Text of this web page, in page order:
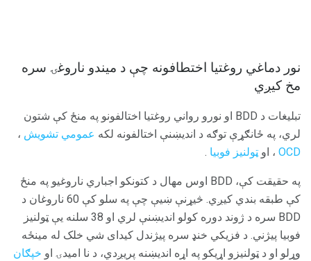
نور دماغي روغتیا اختطافونه چې د میندو ناروغۍ سره
مخ کیږي
تبلیغات د BDD او نورو رواني روغتیا اختالفونو په منځ کې شتون
لري، په ځانګړې توګه د اندیښنې اختالفونه لکه عمومي تشویش ،
OCD ، او ټولنیز فوبیا .
په حقیقت کې، BDD اوس مهال د کتونکو اجباري ناروغیو په منځ
کې طبقه بندي کیږي. څیړنې ښیې چې په سلو کې 60 ناروغان د
BDD سره د ژوند دوره کولو اندیښنې لري او 38 سلنه یې ټولنیز
فوبیا پیژني. د فزیکي خنډ سره پیژندل کیدای شي خلک له مینځه
وړلو او د ټولنیزو اړیکو په اړه اندیښنه پریږدي، د نا امیدۍ او خپګان